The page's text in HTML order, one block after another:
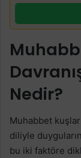
Nedir?
Muhabbet
diliyle
bu iki faktöre